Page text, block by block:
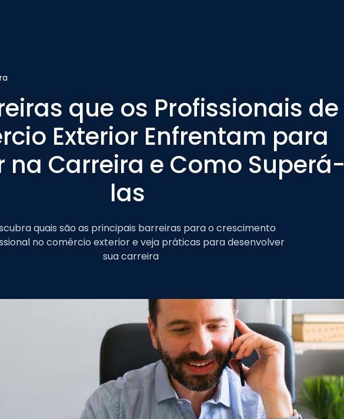
que os Profissionais de
Exterior Enfrentam para
na Carreira e Como Superá-
las
quais são as principais barreiras para o crescimento
no comércio exterior e veja práticas para desenvolver
sua carreira